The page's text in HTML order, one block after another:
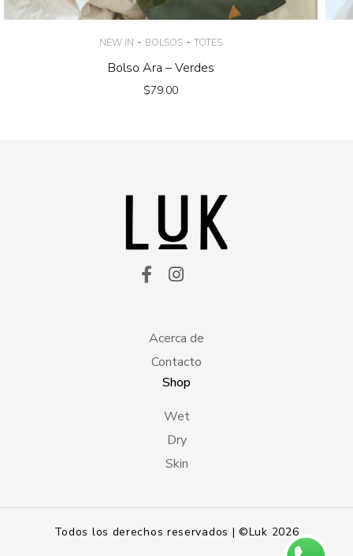
NEW IN - BOLSOS - TOTES
Bolso Ara – Verdes
$79.00
Acerca de
Contacto
Shop
Wet
Dry
Skin
Todos los derechos reservados | ©Luk 2026